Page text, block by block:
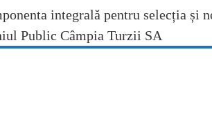
integrală pentru selecția și
Public Câmpia Turzii SA